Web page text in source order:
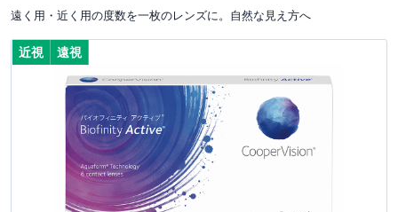
遠く用・近く用の度数を一枚のレンズに。自然な見え方へ
近視 遠視